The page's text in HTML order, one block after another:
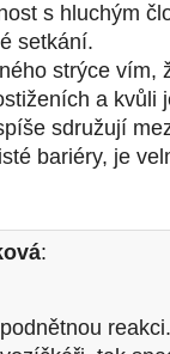
s hluchým
setkání.
strýce vím,
a kvůli
sdružují
bariéry, je
: